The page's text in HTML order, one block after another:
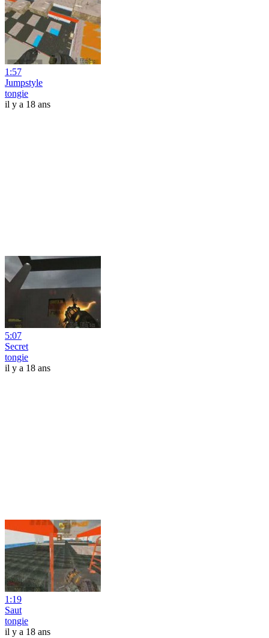
1:57
Jumpstyle
tongie
il y a 18 ans
5:07
Secret
tongie
il y a 18 ans
1:19
Saut
tongie
il y a 18 ans